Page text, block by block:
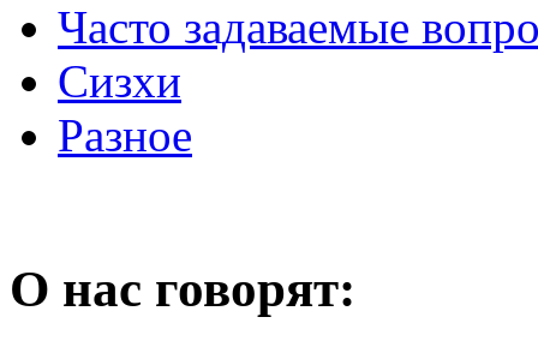
Часто задаваемые
Сизхи
Разное
О нас говорят: